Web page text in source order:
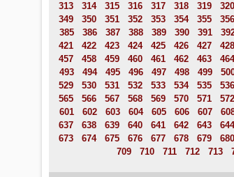
313
314 315 316 317 318 319 320
349
350 351 352 353 354 355 356
385
386 387 388 389 390 391
421
422 423 424 425 426 427 428
457
458 459 460 461 462 463 464
493
494 495 496 497 498 499
529
530 531 532 533 534 535 536
565
566 567 568 569 570 571 572
601
602 603 604 605 606 607
637
638 639 640 641 642 643 644
673
674 675 676 677 678 679 680
709
710 711 712 713